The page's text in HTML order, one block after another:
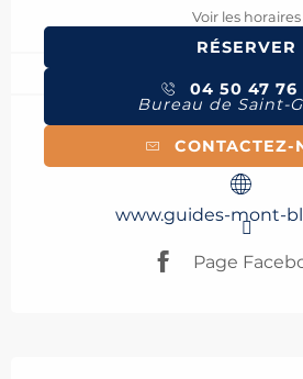
Voir les horaires
RÉSERVER
04 50 47 76
Bureau de Saint-
CONTACTEZ-
www.guides-mont-
Page